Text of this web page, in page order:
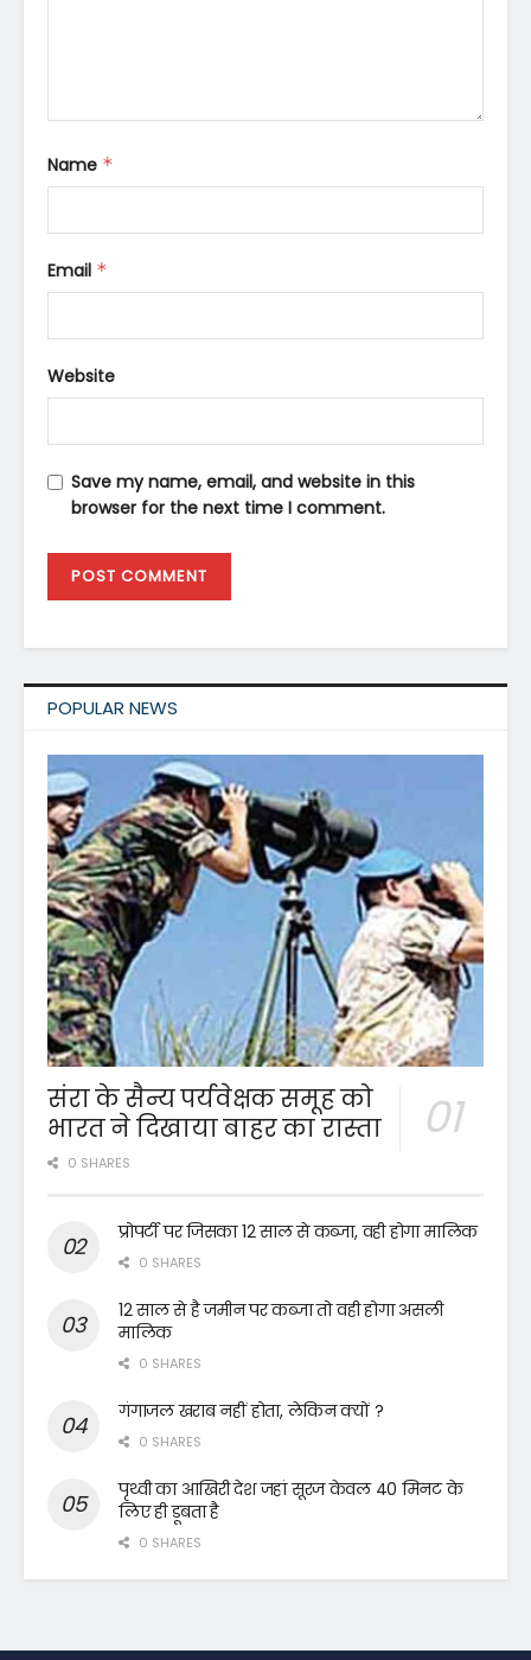
Name *
Email *
Website
Save my name, email, and website in this
browser for the next time I comment.
POPULAR NEWS
संरा के सैन्य पर्यवेक्षक समूह को
भारत ने दिखाया बाहर का रास्ता
0 SHARES
प्रोपर्टी पर जिसका 12 साल से कब्जा, वही होगा मालिक
0 SHARES
12 साल से है जमीन पर कब्जा तो वही होगा असली
मालिक
0 SHARES
गंगाजल खराब नहीं होता, लेकिन क्यों ?
0 SHARES
पृथ्वी का आखिरी देश जहां सूरज केवल 40 मिनट के
लिए ही डूबता है
0 SHARES